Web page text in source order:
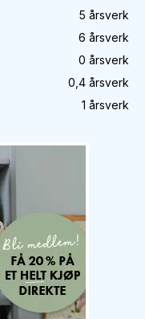
5 årsverk
6 årsverk
0 årsverk
0,4 årsverk
1 årsverk